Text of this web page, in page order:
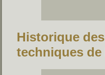
Historique
techniques de